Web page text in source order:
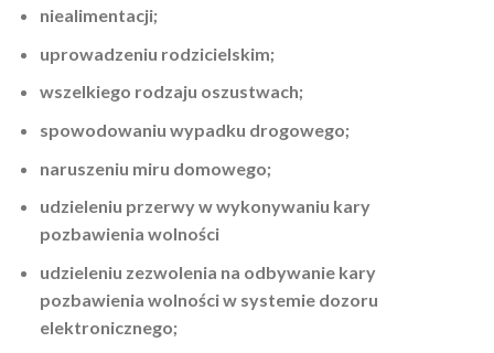
niealimentacji;
uprowadzeniu rodzicielskim;
wszelkiego rodzaju oszustwach;
spowodowaniu wypadku drogowego;
naruszeniu miru domowego;
udzieleniu przerwy w wykonywaniu kary
pozbawienia wolności
udzieleniu zezwolenia na odbywanie kary
pozbawienia wolności w systemie dozoru
elektronicznego;